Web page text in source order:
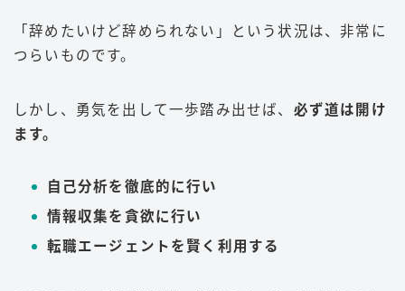
「辞めたいけど辞められない」という状況は、非常に
つらいものです。
しかし、勇気を出して一歩踏み出せば、 必ず道は開け
ます。
自己分析を徹底的に行い
情報収集を貪欲に行い
転職エージェントを賢く利用する